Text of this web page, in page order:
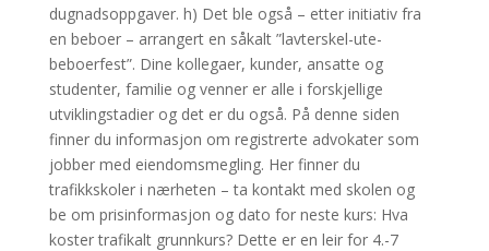
dugnadsoppgaver. h) Det ble også – etter initiativ fra
en beboer – arrangert en såkalt ”lavterskel-ute-
beboerfest”. Dine kollegaer, kunder, ansatte og
studenter, familie og venner er alle i forskjellige
utviklingstadier og det er du også. På denne siden
finner du informasjon om registrerte advokater som
jobber med eiendomsmegling. Her finner du
trafikkskoler i nærheten – ta kontakt med skolen og
be om prisinformasjon og dato for neste kurs: Hva
koster trafikalt grunnkurs? Dette er en leir for 4.-7